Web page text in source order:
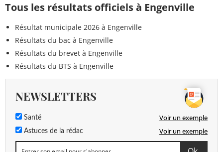
Tous les résultats officiels à Engenville
Résultat municipale 2026 à Engenville
Résultats du bac à Engenville
Résultats du brevet à Engenville
Résultats du BTS à Engenville
NEWSLETTERS
Santé Voir un exemple
Astuces de la rédac Voir un exemple